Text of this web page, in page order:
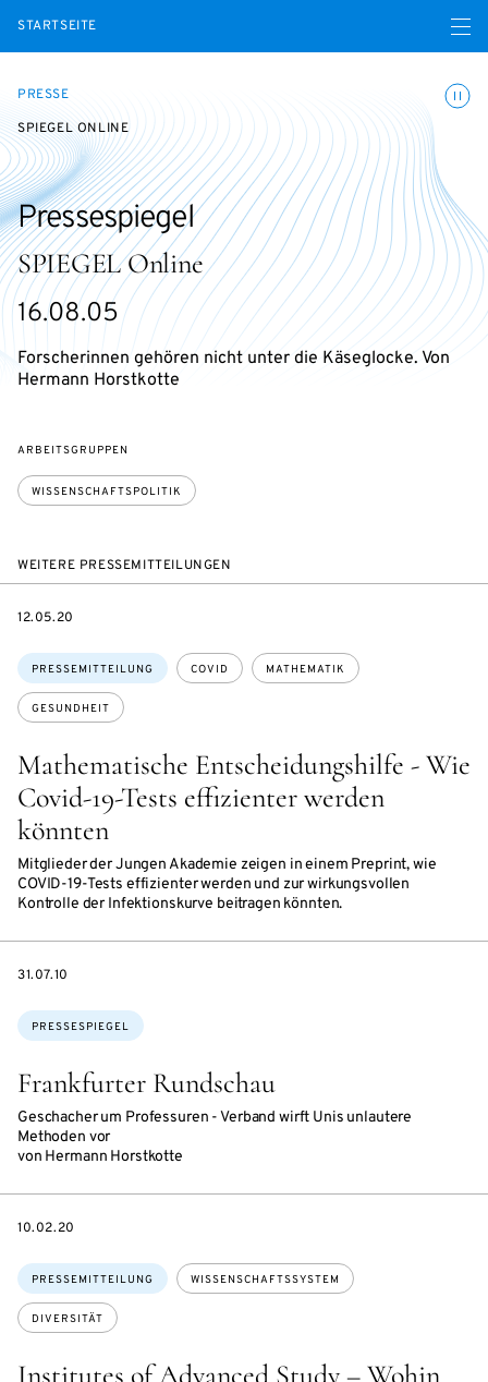
STARTSEITE Menü
PRESSE
SPIEGEL ONLINE
SPIEGEL Online
Pressespiegel
16.08.05
Forscherinnen gehören nicht unter die Käseglocke. Von
Hermann Horstkotte
ARBEITSGRUPPEN
WISSENSCHAFTSPOLITIK
WEITERE PRESSEMITTEILUNGEN
Mathematische Entscheidungshilfe - Wie
Covid-19-Tests effizienter werden
könnten
Mitglieder der Jungen Akademie zeigen in einem Preprint, wie
COVID-19-Tests effizienter werden und zur wirkungsvollen
Kontrolle der Infektionskurve beitragen könnten.
Themen:
PRESSEMITTEILUNG COVID MATHEMATIK
GESUNDHEIT
DATE
12.05.20
Frankfurter Rundschau
Geschacher um Professuren - Verband wirft Unis unlautere
Methoden vor
von Hermann Horstkotte
Themen:
PRESSESPIEGEL
DATE
31.07.10
Institutes of Advanced Study – Wohin
Themen:
PRESSEMITTEILUNG WISSENSCHAFTSSYSTEM
DIVERSITÄT
DATE
10.02.20